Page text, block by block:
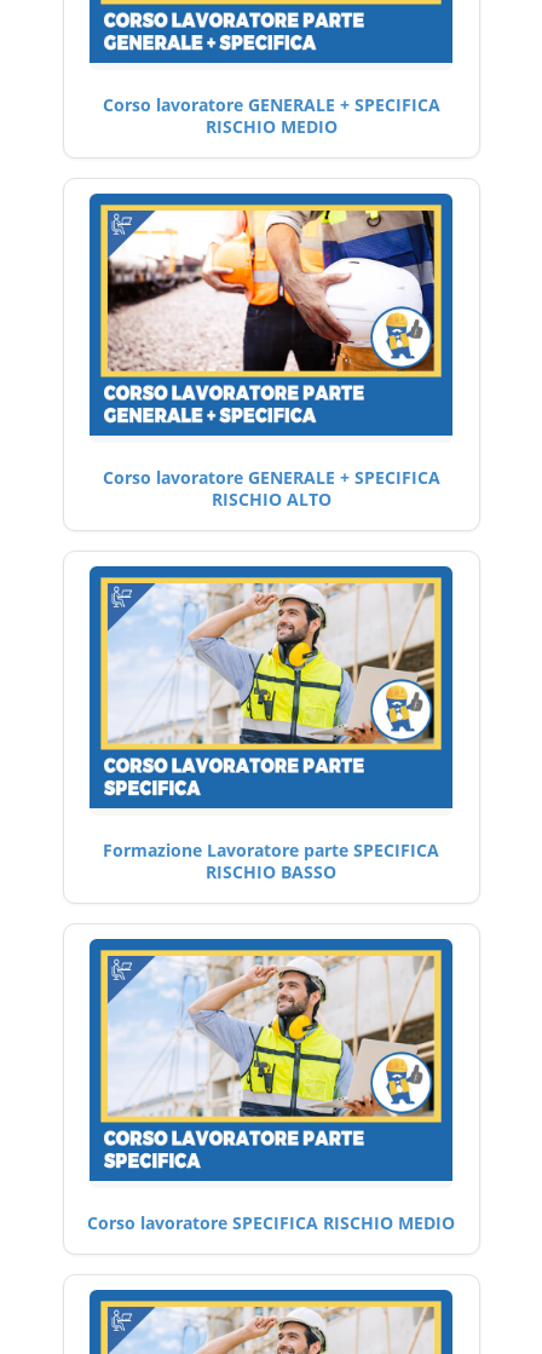
Corso lavoratore GENERALE + SPECIFICA
RISCHIO MEDIO
Corso lavoratore GENERALE + SPECIFICA
RISCHIO ALTO
Formazione Lavoratore parte SPECIFICA
RISCHIO BASSO
Corso lavoratore SPECIFICA RISCHIO MEDIO